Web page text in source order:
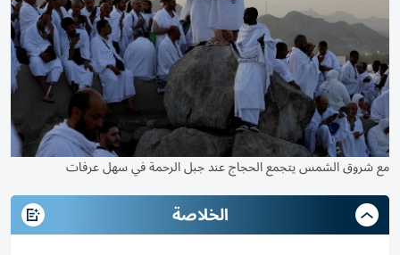
مع شروق الشمس يتجمع الحجاج عند جبل الرحمة في سهل عرفات
الخلاصة